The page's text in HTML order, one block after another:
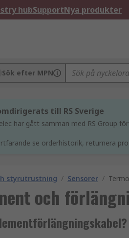
hubSupportNya produkter
Sök efter MPN
till RS Sverige
har gått samman med RS Group
se orderhistorik, returnera
styrutrustning / Sensorer /
och